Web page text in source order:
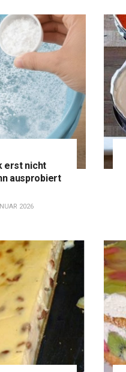
erst nicht
ausprobiert
2026